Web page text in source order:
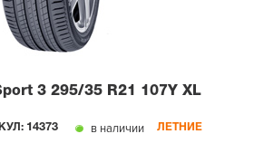
3 295/35 R21 107Y XL
14373 в наличии ЛЕТНИЕ